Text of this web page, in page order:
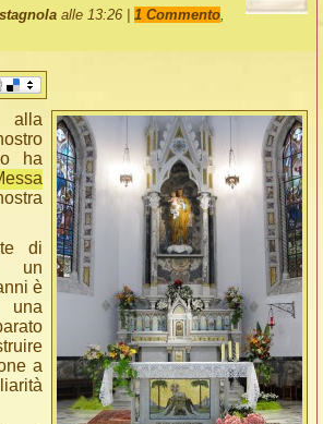
alle 13:26 |1 Commento
alla
ha
di
un
è
una
a